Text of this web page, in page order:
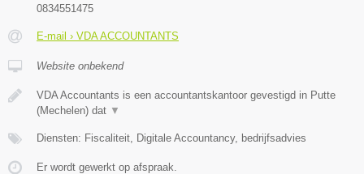
0834551475
E-mail › VDA ACCOUNTANTS
Website onbekend
VDA Accountants is een accountantskantoor gevestigd in Putte
(Mechelen) dat ▼
Diensten: Fiscaliteit, Digitale Accountancy, bedrijfsadvies
Er wordt gewerkt op afspraak.